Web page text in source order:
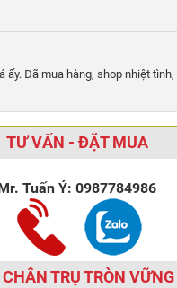
ấy. Đã mua hàng, shop nhiệt
TƯ VẤN - ĐẶT MUA
Tuấn Ý:0987784986
TRỤ TRÒN